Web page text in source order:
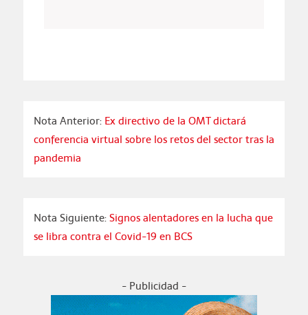
Nota Anterior:Ex directivo de la OMT dictará
conferencia virtual sobre los retos del sector tras la
pandemia
Nota Siguiente:Signos alentadores en la lucha que
se libra contra el Covid-19 en BCS
- Publicidad -